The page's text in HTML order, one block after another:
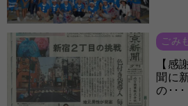
ごみ
【感
聞に
の･･･